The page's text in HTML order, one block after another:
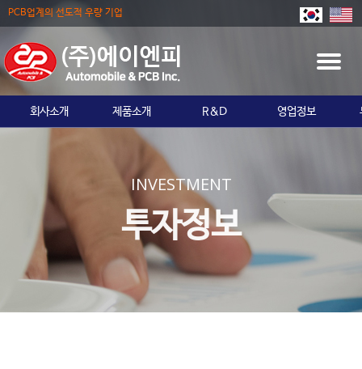
PCB업계의 선도적 우량 기업
T
G
L
G
O
회사소개 제품소개 R&D 영업정보
INVESTMENT
투자정보